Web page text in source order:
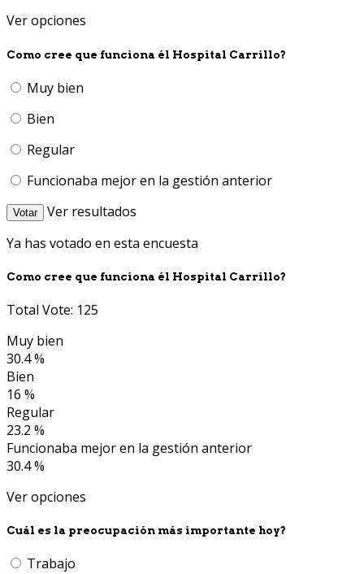
Ver opciones
Como cree que funciona él Hospital Carrillo?
Muy bien
Bien
Regular
Funcionaba mejor en la gestión anterior
Votar
Ver resultados
Ya has votado en esta encuesta
Como cree que funciona él Hospital Carrillo?
Total Vote: 125
Muy bien
30.4 %
Bien
16 %
Regular
23.2 %
Funcionaba mejor en la gestión anterior
30.4 %
Ver opciones
Cuál es la preocupación más importante hoy?
Trabajo